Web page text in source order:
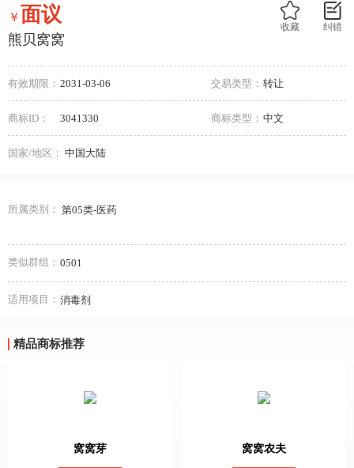
纠错
收藏
￥面议
熊贝窝窝
有效期限： 2031-03-06 交易类型： 转让
商标ID： 3041330 商标类型： 中文
国家/地区： 中国大陆
所属类别： 第05类-医药
类似群组： 0501
适用项目： 消毒剂
精品商标推荐
窝窝芽 窝窝农夫